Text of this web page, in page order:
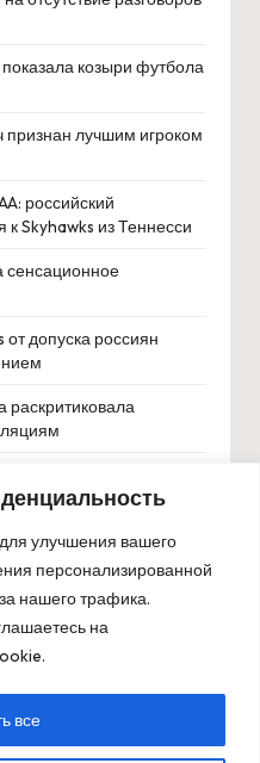
улучшения вашего
персонализированной
нашего трафика.
на
все
козыри футбола
лучшим игроком
российский
к Skyhawks из Теннесси
сенсационное
от допуска россиян
раскритиковала